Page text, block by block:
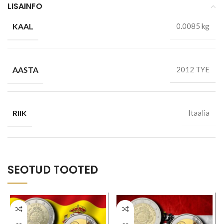
LISAINFO
KAAL 0.0085 kg
AASTA 2012 TYE
RIIK Itaalia
SEOTUD TOOTED